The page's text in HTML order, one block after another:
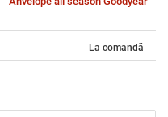
La comandă